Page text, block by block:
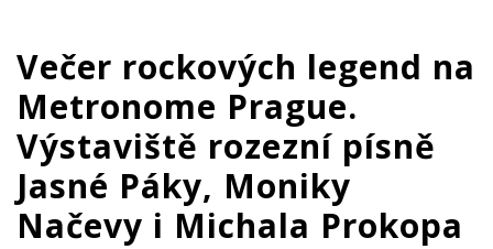
Večer rockových legend na
Metronome Prague.
Výstaviště rozezní písně
Jasné Páky, Moniky
Načevy i Michala Prokopa